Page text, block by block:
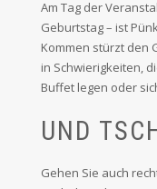
Am Tag der
Geburtstag – ist
Kommen stürzt den
in Schwierigkeiten,
Buffet legen oder
UND
Gehen Sie auch